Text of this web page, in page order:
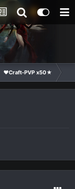
❤Craft-PVP x50★